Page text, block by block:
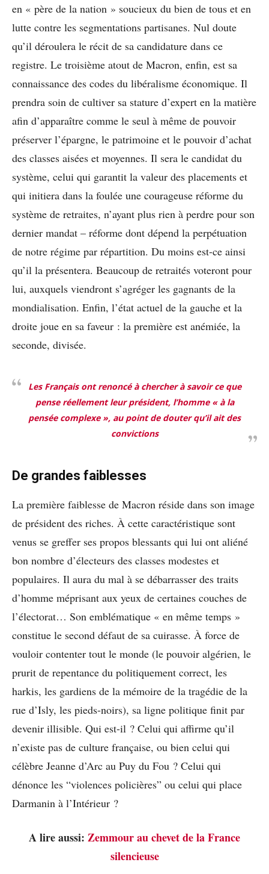
en « père de la nation » soucieux du bien de tous et en
lutte contre les segmentations partisanes. Nul doute
qu’il déroulera le récit de sa candidature dans ce
registre. Le troisième atout de Macron, enfin, est sa
connaissance des codes du libéralisme économique. Il
prendra soin de cultiver sa stature d’expert en la matière
afin d’apparaître comme le seul à même de pouvoir
préserver l’épargne, le patrimoine et le pouvoir d’achat
des classes aisées et moyennes. Il sera le candidat du
système, celui qui garantit la valeur des placements et
qui initiera dans la foulée une courageuse réforme du
système de retraites, n’ayant plus rien à perdre pour son
dernier mandat – réforme dont dépend la perpétuation
de notre régime par répartition. Du moins est-ce ainsi
qu’il la présentera. Beaucoup de retraités voteront pour
lui, auxquels viendront s’agréger les gagnants de la
mondialisation. Enfin, l’état actuel de la gauche et la
droite joue en sa faveur : la première est anémiée, la
seconde, divisée.
Les Français ont renoncé à chercher à savoir ce que
pense réellement leur président, l’homme « à la
pensée complexe », au point de douter qu’il ait des
convictions
De grandes faiblesses
La première faiblesse de Macron réside dans son image
de président des riches. À cette caractéristique sont
venus se greffer ses propos blessants qui lui ont aliéné
bon nombre d’électeurs des classes modestes et
populaires. Il aura du mal à se débarrasser des traits
d’homme méprisant aux yeux de certaines couches de
l’électorat… Son emblématique « en même temps »
constitue le second défaut de sa cuirasse. À force de
vouloir contenter tout le monde (le pouvoir algérien, le
prurit de repentance du politiquement correct, les
harkis, les gardiens de la mémoire de la tragédie de la
rue d’Isly, les pieds-noirs), sa ligne politique finit par
devenir illisible. Qui est-il ? Celui qui affirme qu’il
n’existe pas de culture française, ou bien celui qui
célèbre Jeanne d’Arc au Puy du Fou ? Celui qui
dénonce les “violences policières” ou celui qui place
Darmanin à l’Intérieur ?
A lire aussi: Zemmour au chevet de la France
silencieuse